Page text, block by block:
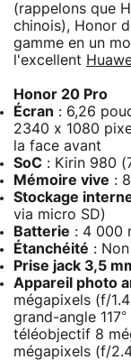
(rappelons que
chinois), Honor
gamme en un
l'excellent
Honor 20 Pro
Écran : 6,26
2340 x 1080
la face avant
SoC : Kirin 980
Mémoire vive :
Stockage
via micro SD)
Batterie : 4 000
Étanchéité :
Prise jack 3,5
Appareil photo
mégapixels (f/
grand-angle
téléobjectif 8
mégapixels (f/